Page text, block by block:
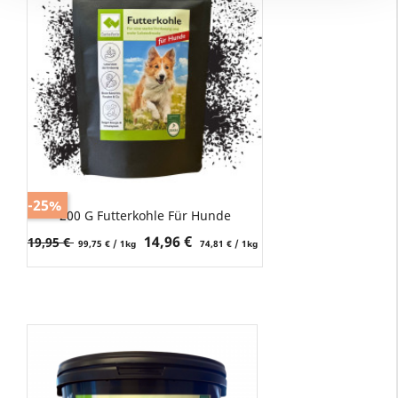
200 G Futterkohle Für Hunde
Verkaufspreis
19,95 € 99,75 € / 1kg
-25%
Preis
14,96 € 74,81 € / 1kg